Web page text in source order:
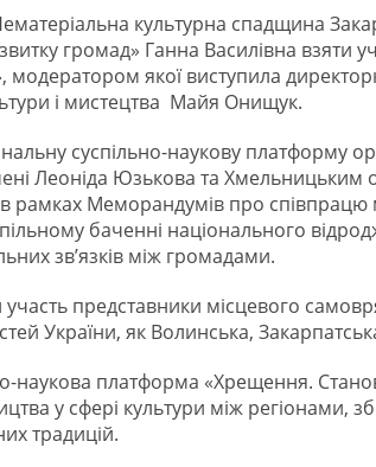
культурна спадщина
громад» Ганна Василівна взяти
модератором якої виступила
і мистецтва Майя Онищук.
суспільно-наукову платформу
Леоніда Юзькова та
рамках Меморандумів про співпрацю
баченні національного
зв’язків між громадами.
участь представники місцевого
України, як Волинська,
наукова платформа «Хрещення.
у сфері культури між регіонами,
традицій.